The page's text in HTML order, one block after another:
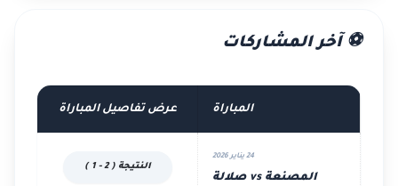
⚽ آخر المشاركات
المباراة عرض تفاصيل المباراة
24 يناير 2026
المصنعة vs صلالة
النتيجة ( 2 - 1 )